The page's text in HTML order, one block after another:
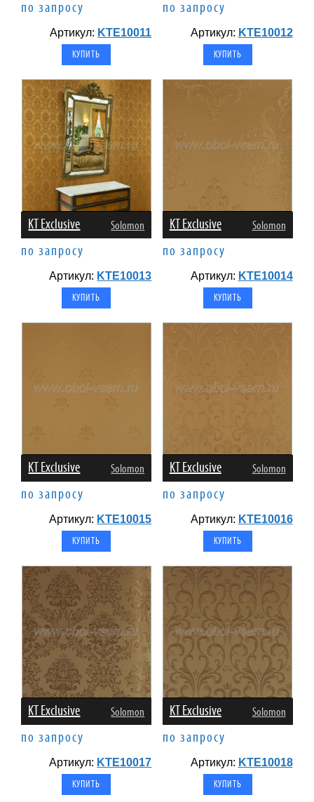
по запросу
Артикул: KTE10011
по запросу
Артикул: KTE10012
KT Exclusive Solomon
по запросу
Артикул: KTE10013
KT Exclusive Solomon
по запросу
Артикул: KTE10014
KT Exclusive Solomon
по запросу
Артикул: KTE10015
KT Exclusive Solomon
по запросу
Артикул: KTE10016
KT Exclusive Solomon
по запросу
Артикул: KTE10017
KT Exclusive Solomon
по запросу
Артикул: KTE10018